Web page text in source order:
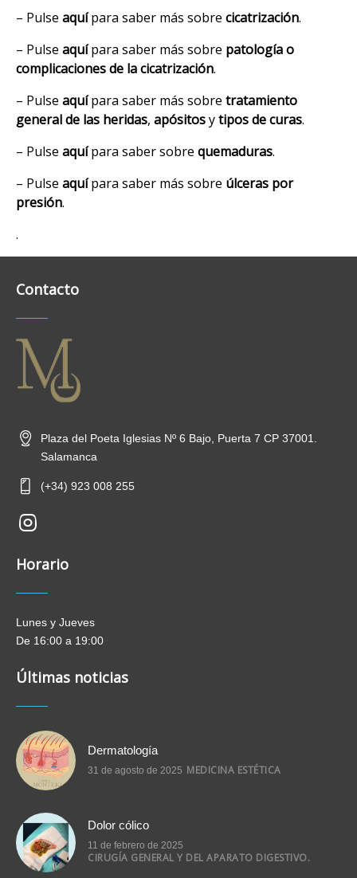
– Pulse aquí para saber más sobre cicatrización.
– Pulse aquípara saber más sobre patología o
complicaciones de la cicatrización.
– Pulse aquí para saber más sobre tratamiento
general de las heridas, apósitosytipos de curas.
– Pulse aquípara saber sobre quemaduras.
– Pulse aquípara saber más sobre úlceras por
presión.
.
Contacto
Plaza del Poeta Iglesias Nº 6 Bajo, Puerta 7 CP 37001.
Salamanca
(+34) 923 008 255
new-
insta
Horario
Lunes y Jueves
De 16:00 a 19:00
Últimas noticias
MEDICINA ESTÉTICA
31 de agosto de 2025
Dermatología
CIRUGÍA GENERAL Y DEL APARATO DIGESTIVO.
11 de febrero de 2025
Dolor cólico